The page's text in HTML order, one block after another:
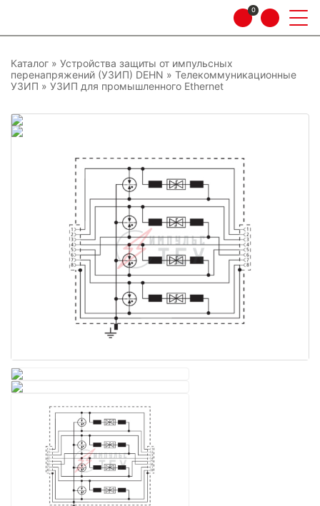
0
Каталог » Устройства защиты от импульсных
перенапряжений (УЗИП) DEHN » Телекоммуникационные
УЗИП » УЗИП для промышленного Ethernet